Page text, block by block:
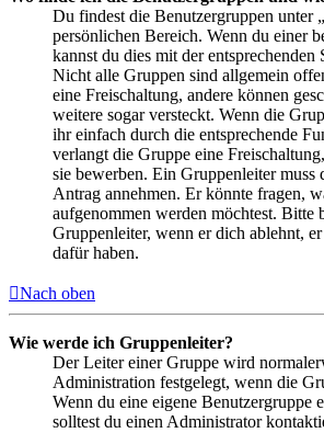
Du findest die Benutzergruppen unter
persönlichen Bereich. Wenn du einer
kannst du dies mit der entsprechenden
Nicht alle Gruppen sind allgemein
eine Freischaltung, andere können
weitere sogar versteckt. Wenn die
ihr einfach durch die entsprechende
verlangt die Gruppe eine
sie bewerben. Ein Gruppenleiter muss
Antrag annehmen. Er könnte fragen,
aufgenommen werden möchtest. Bitte
Gruppenleiter, wenn er dich ablehnt,
dafür haben.
Nach oben
Wie werde ich Gruppenleiter?
Der Leiter einer Gruppe wird
Administration festgelegt, wenn die
Wenn du eine eigene Benutzergruppe
solltest du einen Administrator